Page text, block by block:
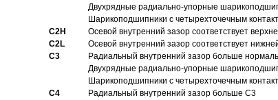
Двухрядные радиально-упорные
Шарикоподшипники с четырехточечным
C2H
Осевой внутренний зазор соответствует
C2L
Осевой внутренний зазор соответствует
C3
Pадиальный внутренний зазор больше
Двухрядные радиально-упорные
Шарикоподшипники с четырехточечным
C4
Pадиальный внутренний зазор больше C3